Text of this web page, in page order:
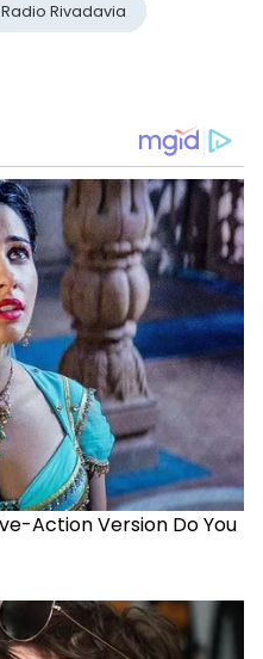
Radio Rivadavia